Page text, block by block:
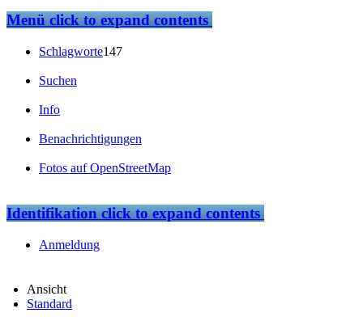
Menüclick to expand contents
Schlagworte147
Suchen
Info
Benachrichtigungen
Fotos auf OpenStreetMap
Identifikationclick to expand contents
Anmeldung
Ansicht
Standard